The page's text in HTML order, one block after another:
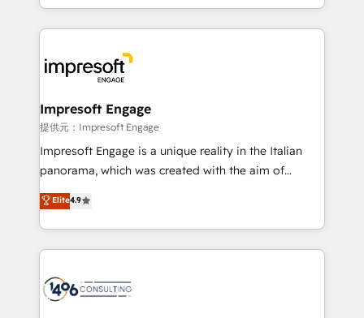
complete integration of core business processes
and systems (such as ERP and e-commerce
results. 🎯 We present a solution-centric approach
and we're focused on HubSpot. We work with some
of HubSpot's most important customers to generate
value from the platform in the long term. 🤖 We have
worked 400+ HubSpot customers across industries
but specialise in the more complex projects where
represent key aspects of the project's success.
Impresoft Engage
提供元：Impresoft Engage
Impresoft Engage is a unique reality in the Italian
panorama, which was created with the aim of
putting Customer Experience at the center by
creating digital environments capable of integrating
people, processes and data. We offer the best
digital solutions on the market, ranging from CRM
marketing automation to online and offline sales
Elite4.9